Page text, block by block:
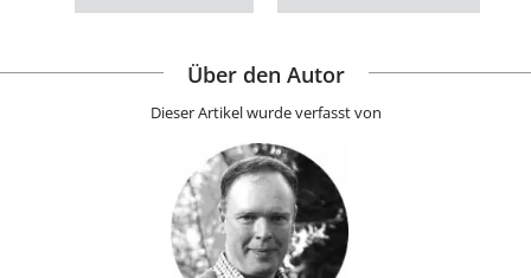
Über den Autor
Dieser Artikel wurde verfasst von